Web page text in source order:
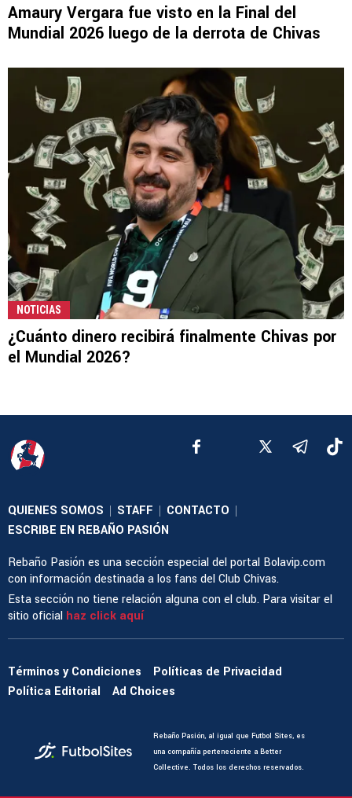
Amaury Vergara fue visto en la Final del
Mundial 2026 luego de la derrota de Chivas
NOTICIAS
¿Cuánto dinero recibirá finalmente Chivas por
el Mundial 2026?
QUIENES SOMOS | STAFF | CONTACTO |
ESCRIBE EN REBAÑO PASIÓN
Rebaño Pasión es una sección especial del portal Bolavip.com
con información destinada a los fans del Club Chivas.
Esta sección no tiene relación alguna con el club. Para visitar el
sitio oficial haz click aquí
Términos y Condiciones
Políticas de Privacidad
Política Editorial
Ad Choices
Rebaño Pasión, al igual que Futbol Sites, es
una compañía perteneciente a Better
Collective. Todos los derechos reservados.